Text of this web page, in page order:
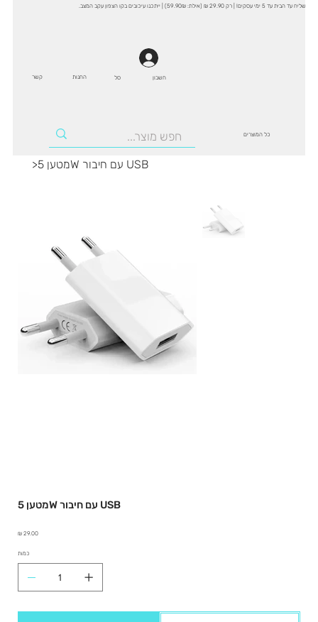
שליח עד הבית עד 5 ימי עסקים! | רק 29.90 ₪ (אילת: 59.90₪) | ייתכנו עיכובים בקו הצפון עקב המצב.
חשבון סל קשר החנות
כל המוצרים
> מטען 5W עם חיבור USB
מטען 5W עם חיבור USB
מחיר ‏29.00 ‏₪
כמות